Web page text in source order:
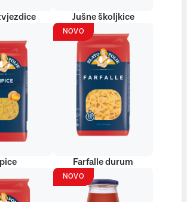
Jušne školjkice
NOVO
Farfalle durum
NOVO